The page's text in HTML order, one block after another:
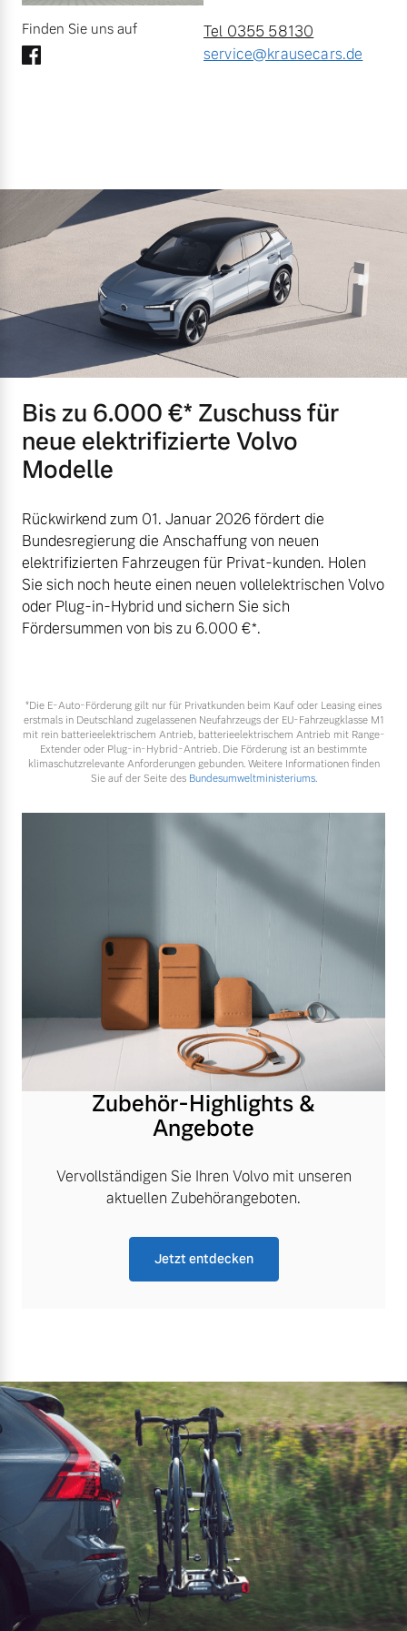
Tel 0355 58130
service@krausecars.de
Finden Sie uns auf
Bis zu 6.000 €⁠* Zuschuss für
neue elektrifizierte Volvo
Modelle
Rückwirkend zum 01. Januar 2026 fördert die
Bundesregierung die Anschaffung von neuen
elektrifizierten Fahrzeugen für Privat-kunden. Holen
Sie sich noch heute einen neuen vollelektrischen Volvo
oder Plug-in-Hybrid und sichern Sie sich
Fördersummen von bis zu 6.000 €⁠*.
*Die E‑Auto-Förderung gilt nur für Privatkunden beim Kauf oder Leasing eines
erstmals in Deutschland zugelassenen Neufahrzeugs der EU-Fahrzeugklasse M1
mit rein batterieelektrischem Antrieb, batterieelektrischem Antrieb mit Range-
Extender oder Plug-in-Hybrid-Antrieb. Die Förderung ist an bestimmte
klimaschutzrelevante Anforderungen gebunden. Weitere Informationen finden
Sie auf der Seite des Bundesumweltministeriums.
Zubehör-Highlights &
Angebote
Vervollständigen Sie Ihren Volvo mit unseren
aktuellen Zubehörangeboten.
Jetzt entdecken